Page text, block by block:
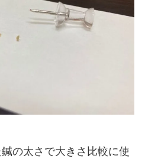
の太さで大きさ比較に使